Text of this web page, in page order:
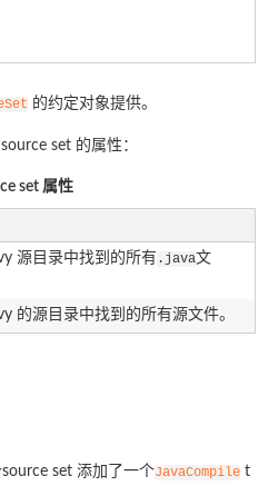
的约定对象提供。
set 的属性：
set 属性
源目录中找到的所有 .java文
的源目录中找到的所有源文件。
set 添加了一个JavaCompile t